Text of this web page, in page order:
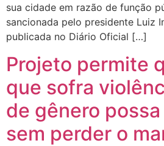
sua cidade em razão de função
sancionada pelo presidente Luiz
publicada no Diário Oficial […]
Projeto permite
que sofra
de gênero
sem perder o